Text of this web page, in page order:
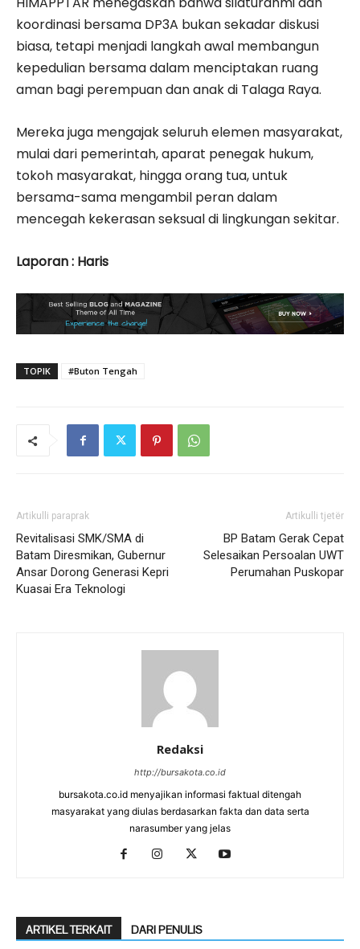
koordinasi bersama DP3A bukan sekadar diskusi
biasa, tetapi menjadi langkah awal membangun
kepedulian bersama dalam menciptakan ruang
aman bagi perempuan dan anak di Talaga Raya.
Mereka juga mengajak seluruh elemen masyarakat,
mulai dari pemerintah, aparat penegak hukum,
tokoh masyarakat, hingga orang tua, untuk
bersama-sama mengambil peran dalam
mencegah kekerasan seksual di lingkungan sekitar.
Laporan : Haris
TOPIK #Buton Tengah
Artikulli paraprak
Revitalisasi SMK/SMA di
Batam Diresmikan, Gubernur
Ansar Dorong Generasi Kepri
Kuasai Era Teknologi
Artikulli tjetër
BP Batam Gerak Cepat
Selesaikan Persoalan UWT
Perumahan Puskopar
Redaksi
http://bursakota.co.id
bursakota.co.id menyajikan informasi faktual ditengah
masyarakat yang diulas berdasarkan fakta dan data serta
narasumber yang jelas
ARTIKEL TERKAIT DARI PENULIS